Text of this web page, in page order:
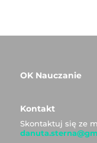
OK Nauczanie
Kontakt
Skontaktuj się ze